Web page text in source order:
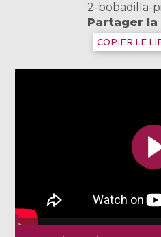
2-bobadilla-
Partager
COPIER LE